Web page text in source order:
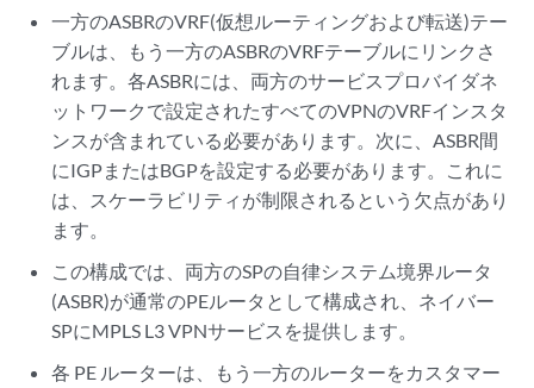
一方のASBRのVRF(仮想ルーティングおよび転送)テー
ブルは、もう一方のASBRのVRFテーブルにリンクさ
れます。各ASBRには、両方のサービスプロバイダネ
ットワークで設定されたすべてのVPNのVRFインスタ
ンスが含まれている必要があります。次に、ASBR間
にIGPまたはBGPを設定する必要があります。これに
は、スケーラビリティが制限されるという欠点があり
ます。
この構成では、両方のSPの自律システム境界ルータ
(ASBR)が通常のPEルータとして構成され、ネイバー
SPにMPLS L3 VPNサービスを提供します。
各 PE ルーターは、もう一方のルーターをカスタマー